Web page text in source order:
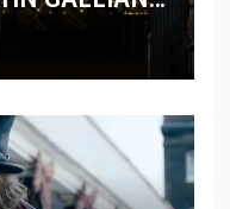
DEL REY